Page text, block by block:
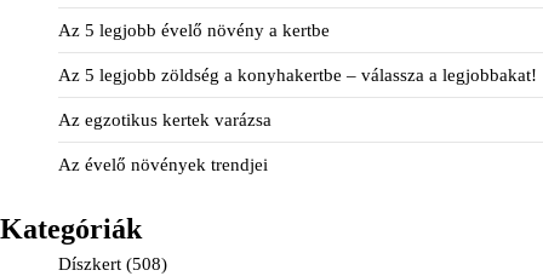
Az 5 legjobb évelő növény a kertbe
Az 5 legjobb zöldség a konyhakertbe – válassza a legjobbakat!
Az egzotikus kertek varázsa
Az évelő növények trendjei
Kategóriák
Díszkert (508)